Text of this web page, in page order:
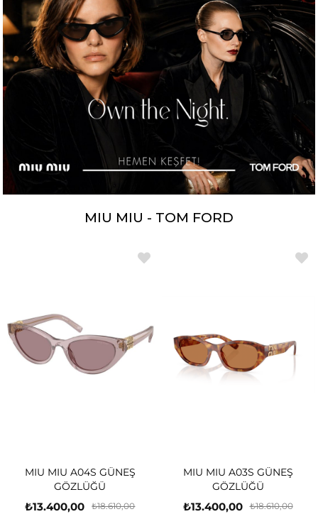
MIU MIU - TOM FORD
MIU MIU A04S GÜNEŞ
GÖZLÜĞÜ
₺13.400,00 ₺18.610,00
MIU MIU A03S GÜNEŞ
GÖZLÜĞÜ
₺13.400,00 ₺18.610,00